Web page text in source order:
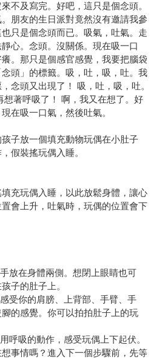
不及寫完。好吧，這只是個念頭。
朋友的生日派對竟然沒有邀請我參
只是個念頭而已。吸氣，吐氣。走
心。念頭。沒關係。現在吸一口
。那只是個感官感覺，我要把腦袋
頭」的標籤。吸，吐，吸，吐。我
念頭又出現了！ 吸，吐，吸，吐。
著呼吸了！ 啊，我又在想了。好
在吸一口氣，然後吐氣。
子放一個填充動物玩偶在小肚子
假裝搖玩偶入睡。
充玩偶入睡，以此放鬆身體，讓心
會上升，吐氣時，玩偶的位置會下
放在身體兩側。想閉上眼睛也可
子的肚子上。
受你的肩膀、上背部、手臂、手
的感覺。你可以拍拍肚子上的玩
呼吸的動作，感受玩偶上下起伏。
事情嗎？進入下一個步驟前，先等